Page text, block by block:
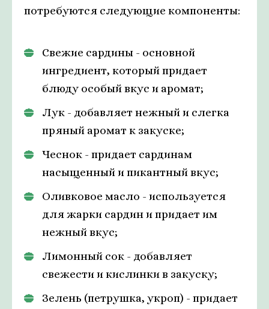
потребуются следующие компоненты:
Свежие сардины - основной
ингредиент, который придает
блюду особый вкус и аромат;
Лук - добавляет нежный и слегка
пряный аромат к закуске;
Чеснок - придает сардинам
насыщенный и пикантный вкус;
Оливковое масло - используется
для жарки сардин и придает им
нежный вкус;
Лимонный сок - добавляет
свежести и кислинки в закуску;
Зелень (петрушка, укроп) - придает